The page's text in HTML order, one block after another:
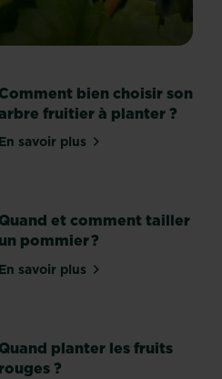
sur la plantation, la taille
Comment bien choisir son
fruitier à planter ?
En savoir plussur Comment bien
Quand et comment tailler
un pommier ?
En savoir plussur Quand et comment
Quand planter les fruits
rouges ?